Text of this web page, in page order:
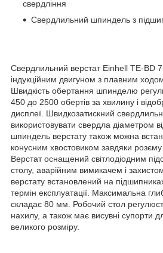
свердління
Свердлильний шпиндель з
Свердлильний верстат Einhell TE-BD
індукційним двигуном з плавним
Швидкість обертання шпинделю
450 до 2500 обертів за хвилину і
дисплеї. Швидкозатискний
використовувати свердла діаметром
шпиндель верстату також можна
конусним хвостовиком завдяки
Верстат оснащений світлодіодним
столу, аварійним вимикачем і
верстату встановлений на
термін експлуатації. Максимальна
складає 80 мм. Робочий стол
нахилу, а також має висувні супорти
великого розміру.